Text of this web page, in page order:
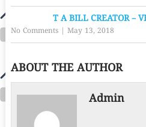
T A BILL CREATOR –
No Comments| May 13, 2018
ABOUT THE AUTHOR
Admin